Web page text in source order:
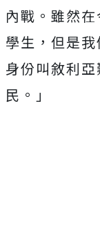
內戰。雖然
學生，但是
身份叫敘利
民。」